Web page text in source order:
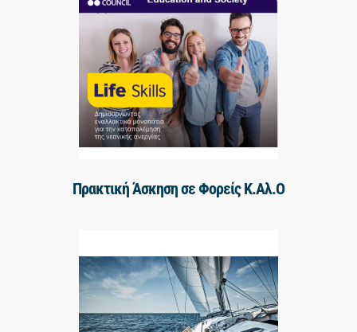
Πρακτική Άσκηση σε Φορείς Κ.Αλ.Ο